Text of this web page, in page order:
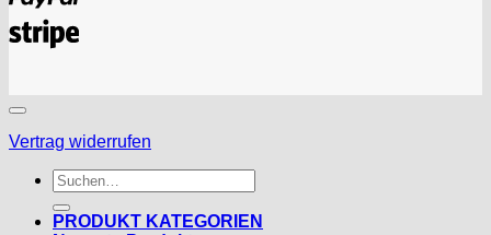
Stripe
Vertrag widerrufen
Suchen
nach:
PRODUKT KATEGORIEN